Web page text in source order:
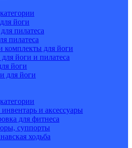
йоги
пилатеса
пилатеса
комплекты для йоги
йоги и пилатеса
йоги
для йоги
и аксессуары
для фитнеса
суппорты
ходьба